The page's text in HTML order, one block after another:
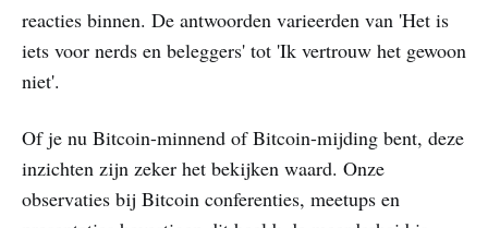
reacties binnen. De antwoorden varieerden van 'Het is
iets voor nerds en beleggers' tot 'Ik vertrouw het gewoon
niet'.
Of je nu Bitcoin-minnend of Bitcoin-mijding bent, deze
inzichten zijn zeker het bekijken waard. Onze
observaties bij Bitcoin conferenties, meetups en